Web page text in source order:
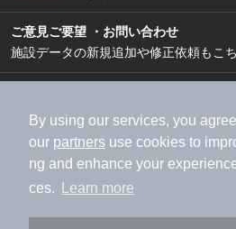
By using our services, you
our partners use cookies to
ng and enhance your
ces.
Learn more
ご意見ご要望 ・お問い合わせ
施設データの新規追加や修正依頼もこ
加盟店募集（資料請求）
利用規約
ライフスタイル
特定商取引法に基づく表記
運営会社